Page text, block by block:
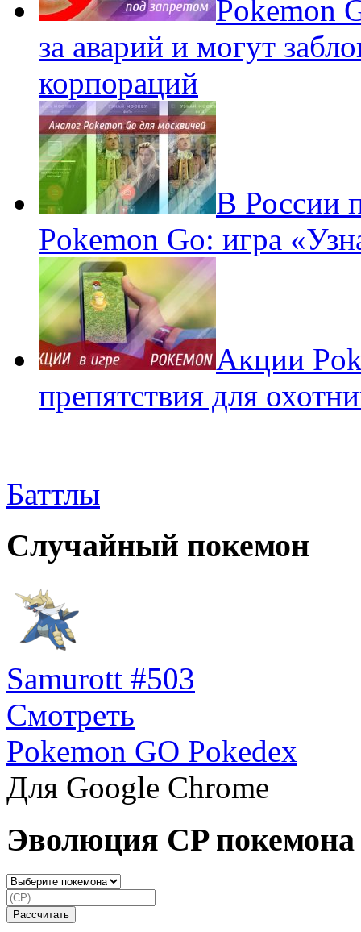
Pokеmon
за аварий и могут
корпораций
В России
Pokemon Go: игра
Акции
препятствия для
Баттлы
Случайный покемон
Samurott #503
Смотреть
Pokemon GO Pokedex
Для Google Chrome
Эволюция CP покемона